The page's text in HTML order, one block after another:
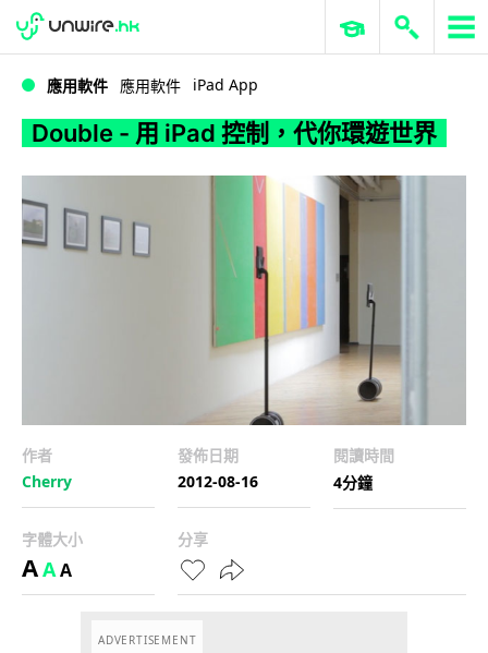
Double - 用 iPad 控制，代你環遊世界
WWDC 2026 ERP 與商業 AI
應用軟件 應用軟件 iPad App
Double - 用 iPad 控制，代你環遊世界
作者
Cherry
發佈日期
2012-08-16
閱讀時間
4分鐘
字體大小
AAA
分享
ADVERTISEMENT